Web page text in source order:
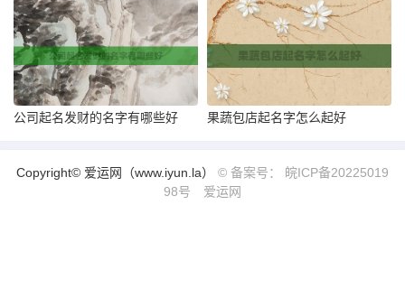
公司起名发财的名字有哪些好 果蔬包店起名字怎么起好
Copyright© 爱运网（www.iyun.la） © 备案号： 皖ICP备20225019
98号
爱运网